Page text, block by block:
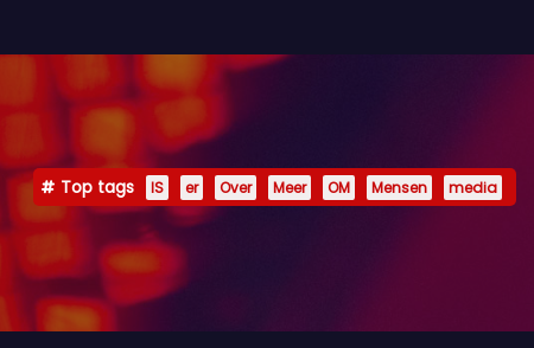
Top tags IS er Over Meer OM Mensen media